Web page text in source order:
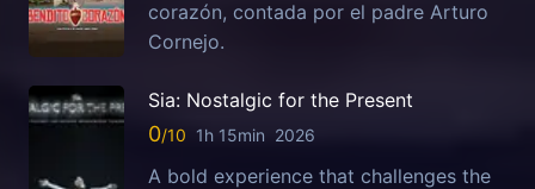
corazón, contada por el padre Arturo
Cornejo.
Sia: Nostalgic for the Present
0 1h 15min 2026
A bold experience that challenges the